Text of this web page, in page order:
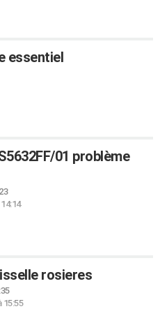
essentiel
01 problème
rosieres
15:55